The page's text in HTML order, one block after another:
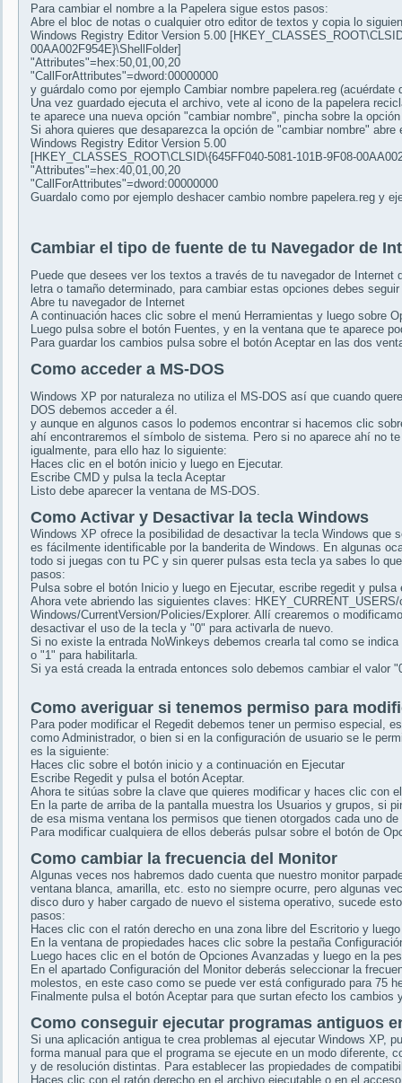
Para cambiar el nombre a la Papelera sigue estos pasos:
Abre el bloc de notas o cualquier otro editor de textos y copia lo
Windows Registry Editor Version 5.00
00AA002F954E}\ShellFolder]
"Attributes"=hex:50,01,00,20
"CallForAttributes"=dword:00000000
y guárdalo como por ejemplo Cambiar nombre papelera.reg (acuérdate
Una vez guardado ejecuta el archivo, vete al icono de la papelera
te aparece una nueva opción "cambiar nombre", pincha sobre la
Si ahora quieres que desaparezca la opción de "cambiar nombre"
Windows Registry Editor Version 5.00
[HKEY_CLASSES_ROOT\CLSID\{645FF040-5081-101B-9F08-
"Attributes"=hex:40,01,00,20
"CallForAttributes"=dword:00000000
Guardalo como por ejemplo deshacer cambio nombre papelera.reg y
Cambiar el tipo de fuente de tu Navegador de
Puede que desees ver los textos a través de tu navegador de
letra o tamaño determinado, para cambiar estas opciones debes
Abre tu navegador de Internet
A continuación haces clic sobre el menú Herramientas y luego sobre
Luego pulsa sobre el botón Fuentes, y en la ventana que te aparece
Para guardar los cambios pulsa sobre el botón Aceptar en las dos
Como acceder a MS-DOS
Windows XP por naturaleza no utiliza el MS-DOS así que cuando
DOS debemos acceder a él.
y aunque en algunos casos lo podemos encontrar si hacemos clic
ahí encontraremos el símbolo de sistema. Pero si no aparece ahí no
igualmente, para ello haz lo siguiente:
Haces clic en el botón inicio y luego en Ejecutar.
Escribe CMD y pulsa la tecla Aceptar
Listo debe aparecer la ventana de MS-DOS.
Como Activar y Desactivar la tecla Windows
Windows XP ofrece la posibilidad de desactivar la tecla Windows
es fácilmente identificable por la banderita de Windows. En algunas
todo si juegas con tu PC y sin querer pulsas esta tecla ya sabes lo
pasos:
Pulsa sobre el botón Inicio y luego en Ejecutar, escribe regedit y pulsa
Ahora vete abriendo las siguientes claves:
Windows/CurrentVersion/Policies/Explorer. Allí crearemos o
desactivar el uso de la tecla y "0" para activarla de nuevo.
Si no existe la entrada NoWinkeys debemos crearla tal como se
o "1" para habilitarla.
Si ya está creada la entrada entonces solo debemos cambiar el valor
Como averiguar si tenemos permiso para
Para poder modificar el Regedit debemos tener un permiso especial,
como Administrador, o bien si en la configuración de usuario se le
es la siguiente:
Haces clic sobre el botón inicio y a continuación en Ejecutar
Escribe Regedit y pulsa el botón Aceptar.
Ahora te sitúas sobre la clave que quieres modificar y haces clic con
En la parte de arriba de la pantalla muestra los Usuarios y grupos, si
de esa misma ventana los permisos que tienen otorgados cada uno de
Para modificar cualquiera de ellos deberás pulsar sobre el botón de
Como cambiar la frecuencia del Monitor
Algunas veces nos habremos dado cuenta que nuestro monitor
ventana blanca, amarilla, etc. esto no siempre ocurre, pero algunas
disco duro y haber cargado de nuevo el sistema operativo, sucede
pasos:
Haces clic con el ratón derecho en una zona libre del Escritorio y
En la ventana de propiedades haces clic sobre la pestaña
Luego haces clic en el botón de Opciones Avanzadas y luego en la
En el apartado Configuración del Monitor deberás seleccionar la
molestos, en este caso como se puede ver está configurado para 75
Finalmente pulsa el botón Aceptar para que surtan efecto los cambios
Como conseguir ejecutar programas antiguos
Si una aplicación antigua te crea problemas al ejecutar Windows XP,
forma manual para que el programa se ejecute en un modo diferente,
y de resolución distintas. Para establecer las propiedades de
Haces clic con el ratón derecho en el archivo ejecutable o en el